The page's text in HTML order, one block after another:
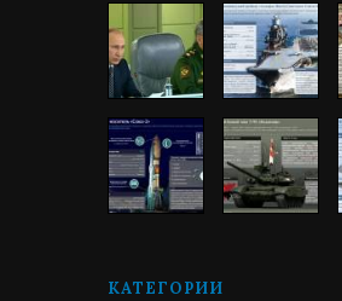
КАТЕГОРИИ